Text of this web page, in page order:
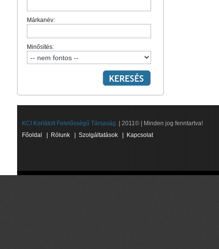
Márkanév:
Minősítés:
KCI Korlátolt Felelősségű Társaság. | 2011© | Minden jog fenntartva!
Főoldal
Rólunk Szolgáltatások Kapcsolat